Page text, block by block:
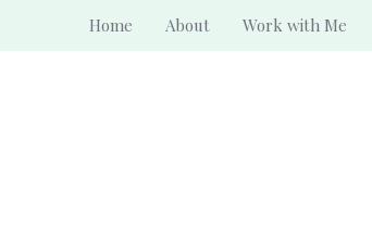
Home About Work with Me